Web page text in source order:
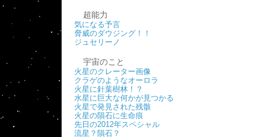
超能力
気になる予言
脅威のダウジング！！
ジュセリーノ
宇宙のこと
火星のクレーター画像
クラゲのようなオーロラ
火星に針葉樹林！？
水星に巨大な何かが見つかる
火星で発見された残骸
火星の隕石に生命痕
先日の2012年スペシャル
流星？隕石？